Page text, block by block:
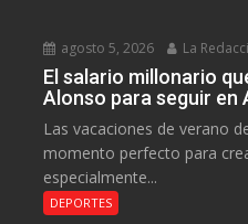
agosto 5, 2026 La
El salario millonario
Alonso para seguir en
Las vacaciones de verano
momento perfecto para
especialmente...
DEPORTES